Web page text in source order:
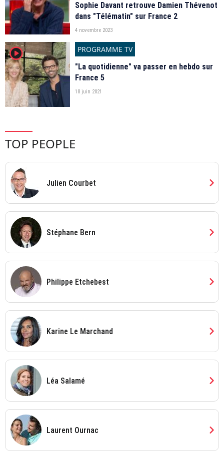
Sophie Davant retrouve Damien Thévenot
dans "Télématin" sur France 2
4 novembre 2023
player2
PROGRAMME TV
"La quotidienne" va passer en hebdo sur
France 5
18 juin 2021
TOP PEOPLE
Julien Courbet chevron_right
Stéphane Bern chevron_right
Philippe Etchebest chevron_right
Karine Le Marchand chevron_right
Léa Salamé chevron_right
Laurent Ournac chevron_right